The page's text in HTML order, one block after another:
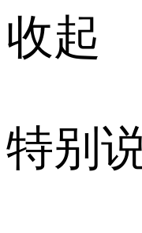
收起
特别